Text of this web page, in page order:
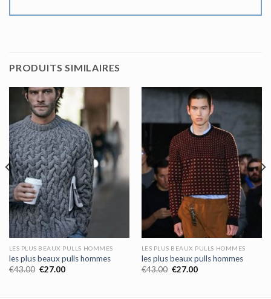
PRODUITS SIMILAIRES
LES PLUS BEAUX PULLS HOMMES
les plus beaux pulls hommes
€43.00 €27.00
LES PLUS BEAUX PULLS HOMMES
les plus beaux pulls hommes
€43.00 €27.00